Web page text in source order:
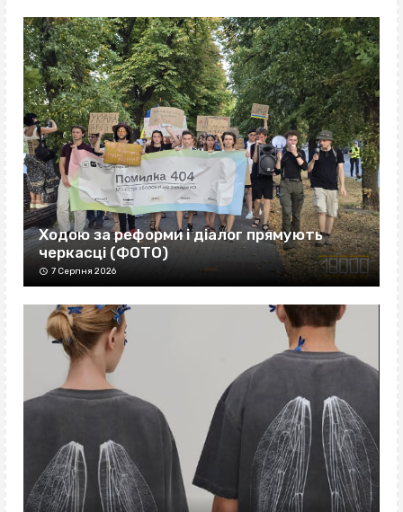
Ходою за реформи і діалог прямують
черкасці (ФОТО)
7 Серпня 2026